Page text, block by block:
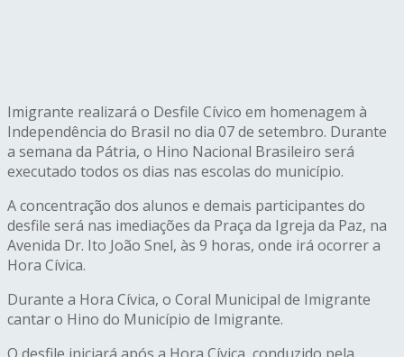
Imigrante realizará o Desfile Cívico em homenagem à
Independência do Brasil no dia 07 de setembro. Durante
a semana da Pátria, o Hino Nacional Brasileiro será
executado todos os dias nas escolas do município.
A concentração dos alunos e demais participantes do
desfile será nas imediações da Praça da Igreja da Paz, na
Avenida Dr. Ito João Snel, às 9 horas, onde irá ocorrer a
Hora Cívica.
Durante a Hora Cívica, o Coral Municipal de Imigrante
cantar o Hino do Município de Imigrante.